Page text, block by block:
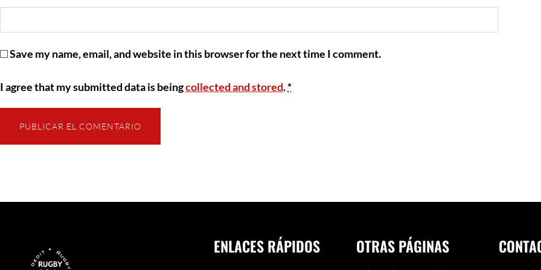
Save my name, email, and website in this browser for the next time I comment.
I agree that my submitted data is beingcollected and stored.*
ENLACES RÁPIDOS OTRAS PÁGINAS